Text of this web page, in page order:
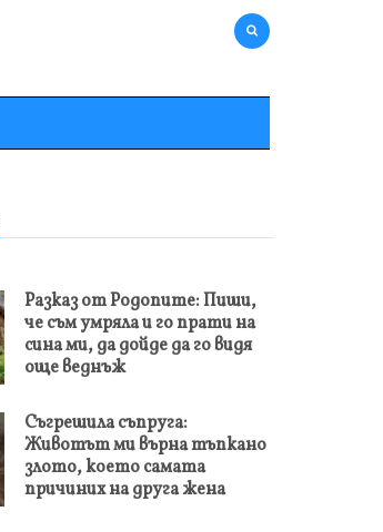
Разказ от Родопите: Пиши,
че съм умряла и го прати на
сина ми, да дойде да го видя
още веднъж
Съгрешила съпруга:
Животът ми върна тъпкано
злото, което самата
причиних на друга жена